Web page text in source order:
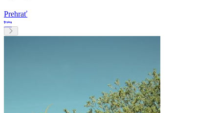
Prehrať